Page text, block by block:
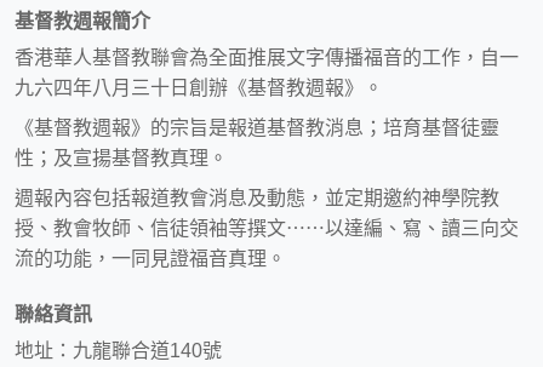
基督教週報簡介
香港華人基督教聯會為全面推展文字傳播福音的工作，自一
九六四年八月三十日創辦《基督教週報》。
《基督教週報》的宗旨是報道基督教消息；培育基督徒靈
性；及宣揚基督教真理。
週報內容包括報道教會消息及動態，並定期邀約神學院教
授、教會牧師、信徒領袖等撰文⋯⋯以達編、寫、讀三向交
流的功能，一同見證福音真理。
聯絡資訊
地址：九龍聯合道140號